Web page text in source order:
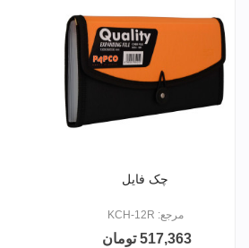
چک فایل
مرجع: KCH-12R
517,363 تومان